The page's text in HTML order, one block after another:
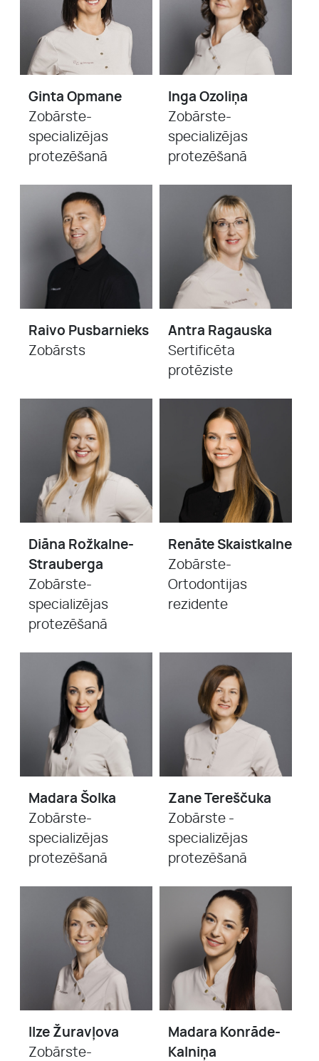
Ginta Opmane
Zobārste-
specializējas
protezēšanā
Inga Ozoliņa
Zobārste-
specializējas
protezēšanā
Raivo Pusbarnieks
Zobārsts
Antra Ragauska
Sertificēta
protēziste
Diāna Rožkalne-
Strauberga
Zobārste-
specializējas
protezēšanā
Renāte Skaistkalne
Zobārste-
Ortodontijas
rezidente
Madara Šolka
Zobārste-
specializējas
protezēšanā
Zane Tereščuka
Zobārste -
specializējas
protezēšanā
Ilze Žuravļova
Zobārste-
Madara Konrāde-
Kalniņa